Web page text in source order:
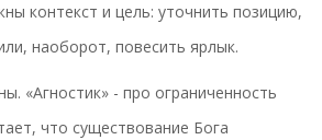
контекст и цель: уточнить позицию,
наоборот, повесить ярлык.
«Агностик» - про ограниченность
что существование Бога